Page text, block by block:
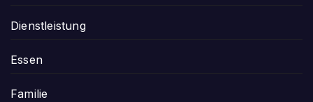
Dienstleistung
Essen
Familie